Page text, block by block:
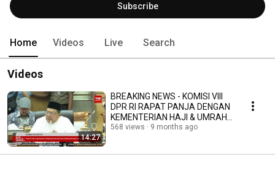
Subscribe
Home Videos Live Search
Videos
14:27
BREAKING NEWS - KOMISI VIII
DPR RI RAPAT PANJA DENGAN
KEMENTERIAN HAJI & UMRAH
RI
568 views 9 months ago